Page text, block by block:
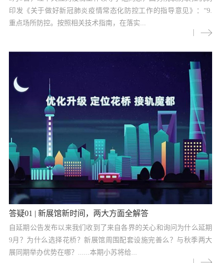
印发《关于做好新冠肺炎疫情常态化防控工作的指导意见》：“9.
重点场所防控。按照相关技术指南，在落实...
答疑01 | 新展馆新时间，两大方面全解答
自延期公告发布以来我们收到了来自各界的关心和询问为什么延期
9月？为什么选择花桥？新展馆周围配套设施完善么？与秋季两大
展同期举办优势在哪？......本期小苏将给...